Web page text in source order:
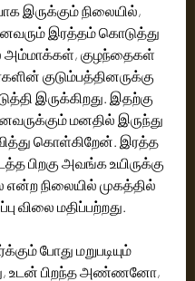
இருக்கும் நிலையில்,
இரத்தம் கொடுத்து
அம்மாக்கள், குழந்தைகள்
குடும்பத்தினருக்கு
இருக்கிறது. இதற்கு
மனதில் இருந்து
கொள்கிறேன். இரத்த
பிறகு அவங்க உயிருக்கு
நிலையில் முகத்தில்
விலை மதிப்பற்றது.
போது மறுபடியும்
உடன் பிறந்த அண்ணனோ,